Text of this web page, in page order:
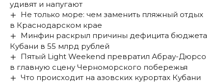
удивят и напугают
Не только море: чем заменить пляжный отдых
в Краснодарском крае
Минфин раскрыл причины дефицита бюджета
Кубани в 55 млрд рублей
Пятый Light Weekend превратил Абрау-Дюрсо
в главную сцену Черноморского побережья
Что происходит на азовских курортах Кубани